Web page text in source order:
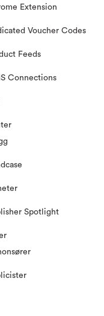
Extension
Voucher Codes
Feeds
Connections
Spotlight